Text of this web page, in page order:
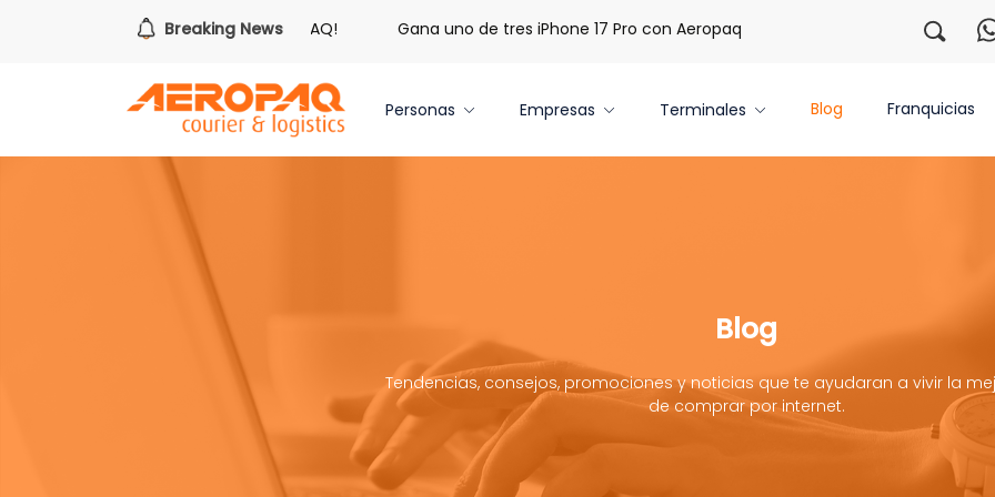
Breaking News
hora de redimir tus libras de Cash PAQ! Gana uno de tres iPhone 17 Pro con Aeropaq Prime ¡Regístrate con
Personas Empresas Terminales Blog Franquicias
Blog
Tendencias, consejos, promociones y noticias que te ayudaran a vivir la
de comprar por internet.